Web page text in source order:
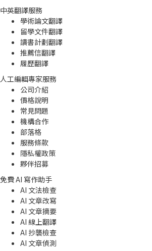
中英翻譯服務
學術論文翻譯
留學文件翻譯
讀書計劃翻譯
推薦信翻譯
履歷翻譯
人工編輯專家服務
公司介紹
價格說明
常見問題
機構合作
部落格
服務條款
隱私權政策
夥伴招募
免費 AI 寫作助手
AI 文法檢查
AI 文章改寫
AI 文章摘要
AI 線上翻譯
AI 抄襲檢查
AI 文章偵測